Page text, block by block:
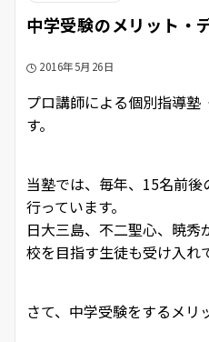
中学受験のメリット・
2016年5月26日
プロ講師による個別指導塾
す。
当塾では、毎年、15名前
行っています。
日大三島、不二聖心、暁
校を目指す生徒も受け入れ
さて、中学受験をするメリ